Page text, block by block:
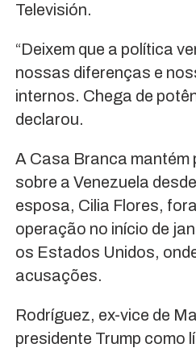
Televisión.
“Deixem que a política
nossas diferenças e
internos. Chega de
declarou.
A Casa Branca
sobre a Venezuela
esposa, Cilia Flores,
operação no início de
os Estados Unidos,
acusações.
Rodríguez, ex-vice de
presidente Trump como